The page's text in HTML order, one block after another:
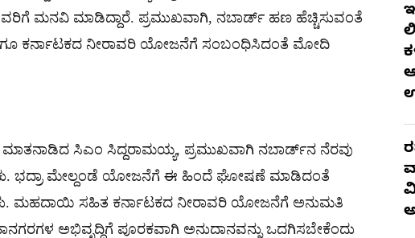
ಮನವಿ ಮಾಡಿದ್ದಾರೆ. ಪ್ರಮುಖವಾಗಿ, ನಬಾರ್ಡ್ ಹಣ ಹೆಚ್ಚಿಸುವಂತೆ
ಕರ್ನಾಟಕದ ನೀರಾವರಿ ಯೋಜನೆಗೆ ಸಂಬಂಧಿಸಿದಂತೆ ಮೋದಿ
ಸಿಎಂ ಸಿದ್ದರಾಮಯ್ಯ, ಪ್ರಮುಖವಾಗಿ ನಬಾರ್ಡ್‌ನ ನೆರವು
ಭದ್ರಾ ಮೇಲ್ದಂಡೆ ಯೋಜನೆಗೆ ಈ ಹಿಂದೆ ಘೋಷಣೆ ಮಾಡಿದಂತೆ
ಮಹದಾಯಿ ಸಹಿತ ಕರ್ನಾಟಕದ ನೀರಾವರಿ ಯೋಜನೆಗೆ ಅನುಮತಿ
ಅಭಿವೃದ್ದಿಗೆ ಪೂರಕವಾಗಿ ಅನುದಾನವನ್ನು ಒದಗಿಸಬೇಕೆಂದು